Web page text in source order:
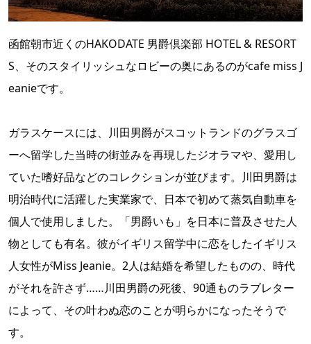
函館朝市近くのHAKODATE 男爵倶楽部 HOTEL & RESORT
S、そのスタイリッシュなロビーの奥にあるのがcafe miss J
eanieです。
ガラスケースには、川田男爵がスコットランドのグラスゴ
ーへ留学した当時の街並みを再現したジオラマや、愛用し
ていた嗜好品などのコレクションが並びます。川田男爵は
明治時代に活躍した実業家で、日本で初めて蒸気自動車を
個人で使用しました。「男爵いも」を日本に普及させた人
物としても有名。彼がイギリス留学中に恋をしたイギリス
人女性がMiss Jeanie。2人は結婚を希望したものの、時代
がそれを許さず……川田男爵の死後、90通ものラブレター
によって、その叶わぬ恋のことが明らかになったそうで
す。